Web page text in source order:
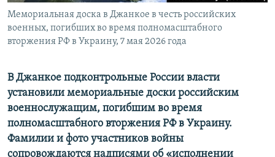
Все сайты RFE/RL
Мемориальная доска в Джанкое в честь российских
военных, погибших во время полномасштабного
вторжения РФ в Украину, 7 мая 2026 года
В Джанкое подконтрольные России власти
установили мемориальные доски российским
военнослужащим, погибшим во время
полномасштабного вторжения РФ в Украину.
Фамилии и фото участников войны
сопровождаются надписями об «исполнении